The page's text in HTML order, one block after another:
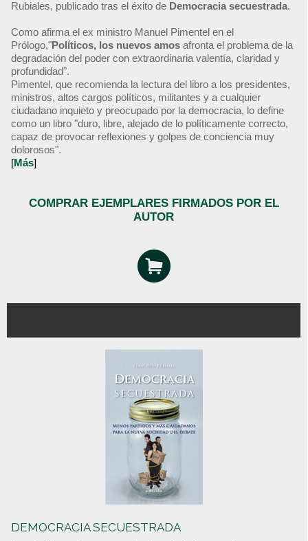
Rubiales, publicado tras el éxito de Democracia secuestrada.
Como afirma el ex ministro Manuel Pimentel en el
Prólogo,"Políticos, los nuevos amos afronta el problema de la
degradación del poder con extraordinaria valentía, claridad y
profundidad".
Pimentel, que recomienda la lectura del libro a los presidentes,
ministros, altos cargos políticos, militantes y a cualquier
ciudadano inquieto y preocupado por la democracia, lo define
como un libro "duro, libre, alejado de lo políticamente correcto,
capaz de provocar reflexiones y golpes de conciencia muy
dolorosos".
[Más]
COMPRAR EJEMPLARES FIRMADOS POR EL
AUTOR
DEMOCRACIA SECUESTRADA